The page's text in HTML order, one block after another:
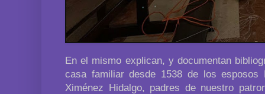
En el mismo explican, y documentan
casa familiar desde 1538 de los esposos
Ximénez Hidalgo, padres de nuestro